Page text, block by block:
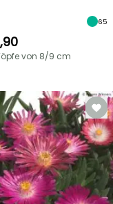
65
von 8/9 cm